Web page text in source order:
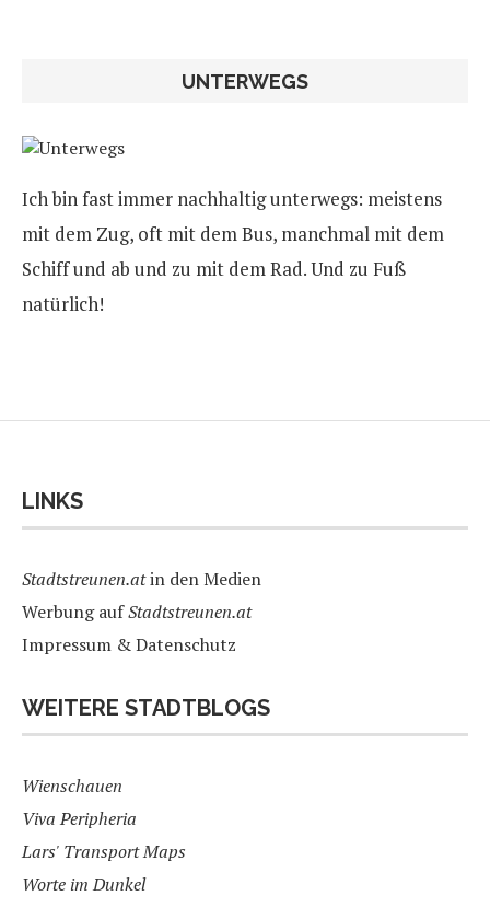
UNTERWEGS
Ich bin fast immer nachhaltig unterwegs: meistens
mit dem Zug, oft mit dem Bus, manchmal mit dem
Schiff und ab und zu mit dem Rad. Und zu Fuß
natürlich!
LINKS
Stadtstreunen.atin den Medien
Werbung aufStadtstreunen.at
Impressum & Datenschutz
WEITERE STADTBLOGS
Wienschauen
Viva Peripheria
Lars' Transport Maps
Worte im Dunkel